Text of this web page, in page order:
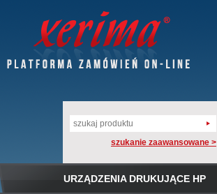
szukanie zaawansowane >
URZĄDZENIA DRUKUJĄCE HP